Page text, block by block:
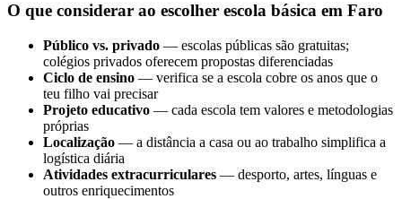
O que considerar ao escolher escola básica em Faro
Público vs. privado — escolas públicas são gratuitas;
colégios privados oferecem propostas diferenciadas
Ciclo de ensino — verifica se a escola cobre os anos que o
teu filho vai precisar
Projeto educativo — cada escola tem valores e metodologias
próprias
Localização — a distância a casa ou ao trabalho simplifica a
logística diária
Atividades extracurriculares — desporto, artes, línguas e
outros enriquecimentos